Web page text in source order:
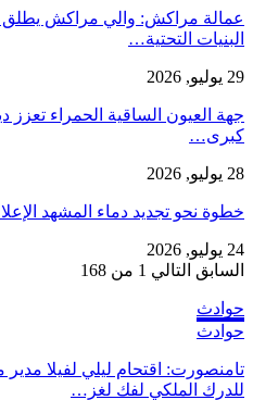
عمالة مراكش: والي مراكش يطلق
البنيات التحتية…
29 يوليو, 2026
جهة العيون الساقية الحمراء تعزز
كبرى…
28 يوليو, 2026
​خطوة نحو تجديد دماء المشهد
24 يوليو, 2026
السابق التالي 1 من 168
حوادث
حوادث
تامنصورت: اقتحام ليلي لفيلا
للدرك الملكي لفك لغز…